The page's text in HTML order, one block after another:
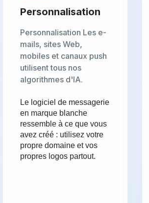
Personnalisation
Personnalisation Les e-
mails, sites Web,
mobiles et canaux push
utilisent tous nos
algorithmes d'IA.
Le logiciel de messagerie
en marque blanche
ressemble à ce que vous
avez créé : utilisez votre
propre domaine et vos
propres logos partout.